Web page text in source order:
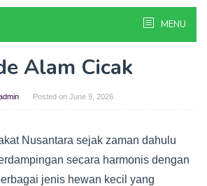
MENU
Alam Cicak
Posted on June 9, 2026
Nusantara sejak zaman dahulu
secara harmonis dengan
jenis hewan kecil yang